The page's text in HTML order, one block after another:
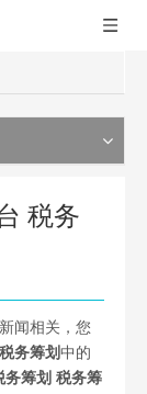
税务
新闻相关，您
务筹划 中的
务筹划 税务筹